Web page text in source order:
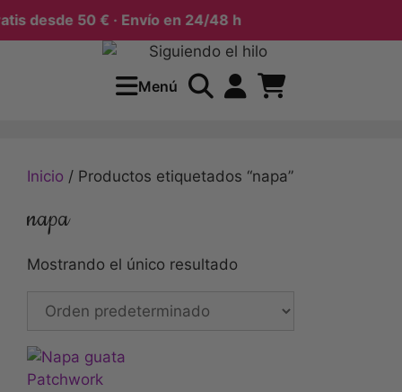
desde 50 € · Envío en 24/48 h
Menú
Inicio / Productos etiquetados “napa”
napa
Mostrando el único resultado